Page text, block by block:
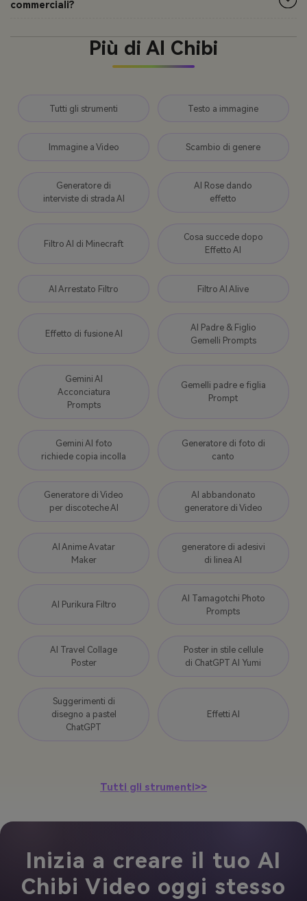
commerciali?
Più di AI Chibi
Tutti gli strumenti Testo a immagine
Immagine a Video Scambio di genere
Generatore di
interviste di strada AI
AI Rose dando
effetto
Filtro AI di Minecraft
Cosa succede dopo
Effetto AI
AI Arrestato Filtro Filtro AI Alive
Effetto di fusione AI
AI Padre & Figlio
Gemelli Prompts
Gemini AI
Acconciatura
Prompts
Gemelli padre e figlia
Prompt
Gemini AI foto
richiede copia incolla
Generatore di foto di
canto
Generatore di Video
per discoteche AI
AI abbandonato
generatore di Video
AI Anime Avatar
Maker
generatore di adesivi
di linea AI
AI Purikura Filtro
AI Tamagotchi Photo
Prompts
AI Travel Collage
Poster
Poster in stile cellule
di ChatGPT AI Yumi
Suggerimenti di
disegno a pastel
ChatGPT
Effetti AI
Tutti gli strumenti>>
Inizia a creare il tuo AI
Chibi Video oggi stesso